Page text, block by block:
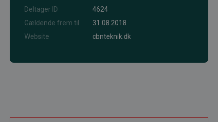
Deltager ID
4624
Gældende frem til
31.08.2018
Website
cbnteknik.dk